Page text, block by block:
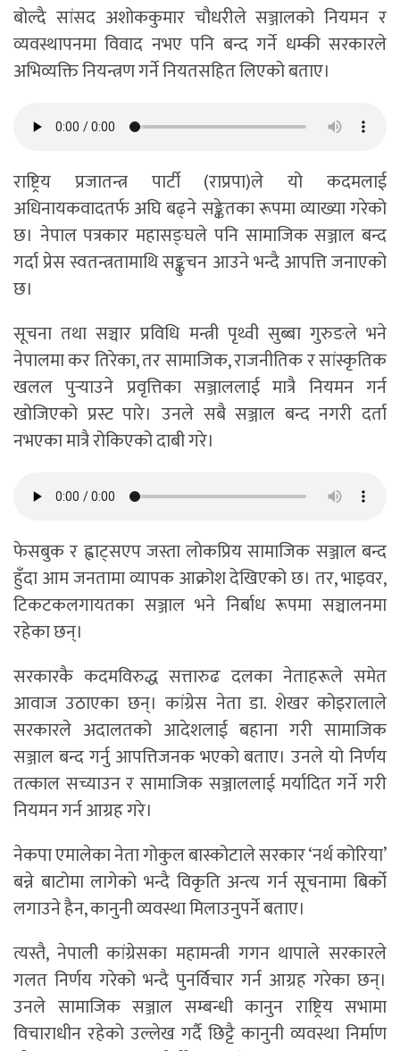
बोल्दै सांसद अशोककुमार चौधरीले सञ्जालको नियमन र
व्यवस्थापनमा विवाद नभए पनि बन्द गर्ने धम्की सरकारले
अभिव्यक्ति नियन्त्रण गर्ने नियतसहित लिएको बताए।
राष्ट्रिय प्रजातन्त्र पार्टी (राप्रपा)ले यो कदमलाई
अधिनायकवादतर्फ अघि बढ्ने सङ्केतका रूपमा व्याख्या गरेको
छ। नेपाल पत्रकार महासङ्घले पनि सामाजिक सञ्जाल बन्द
गर्दा प्रेस स्वतन्त्रतामाथि सङ्कुचन आउने भन्दै आपत्ति जनाएको
छ।
सूचना तथा सञ्चार प्रविधि मन्त्री पृथ्वी सुब्बा गुरुङले भने
नेपालमा कर तिरेका, तर सामाजिक, राजनीतिक र सांस्कृतिक
खलल पुर्‍याउने प्रवृत्तिका सञ्जाललाई मात्रै नियमन गर्न
खोजिएको प्रस्ट पारे। उनले सबै सञ्जाल बन्द नगरी दर्ता
नभएका मात्रै रोकिएको दाबी गरे।
फेसबुक र ह्वाट्सएप जस्ता लोकप्रिय सामाजिक सञ्जाल बन्द
हुँदा आम जनतामा व्यापक आक्रोश देखिएको छ। तर, भाइवर,
टिकटकलगायतका सञ्जाल भने निर्बाध रूपमा सञ्चालनमा
रहेका छन्।
सरकारकै कदमविरुद्ध सत्तारुढ दलका नेताहरूले समेत
आवाज उठाएका छन्। कांग्रेस नेता डा. शेखर कोइरालाले
सरकारले अदालतको आदेशलाई बहाना गरी सामाजिक
सञ्जाल बन्द गर्नु आपत्तिजनक भएको बताए। उनले यो निर्णय
तत्काल सच्याउन र सामाजिक सञ्जाललाई मर्यादित गर्ने गरी
नियमन गर्न आग्रह गरे।
नेकपा एमालेका नेता गोकुल बास्कोटाले सरकार ‘नर्थ कोरिया’
बन्ने बाटोमा लागेको भन्दै विकृति अन्त्य गर्न सूचनामा बिर्को
लगाउने हैन, कानुनी व्यवस्था मिलाउनुपर्ने बताए।
त्यस्तै, नेपाली कांग्रेसका महामन्त्री गगन थापाले सरकारले
गलत निर्णय गरेको भन्दै पुनर्विचार गर्न आग्रह गरेका छन्।
उनले सामाजिक सञ्जाल सम्बन्धी कानुन राष्ट्रिय सभामा
विचाराधीन रहेको उल्लेख गर्दै छिट्टै कानुनी व्यवस्था निर्माण